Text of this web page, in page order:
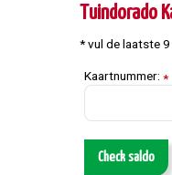
Tuindorado
* vul de laatste
Kaartnummer: *
Check saldo